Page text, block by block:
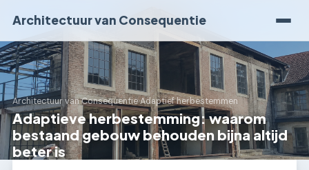
Architectuur van Consequentie
Architectuur van Consequentie›Adaptief herbestemmen
Adaptieve herbestemming: waarom
bestaand gebouw behouden bijna altijd
beter is